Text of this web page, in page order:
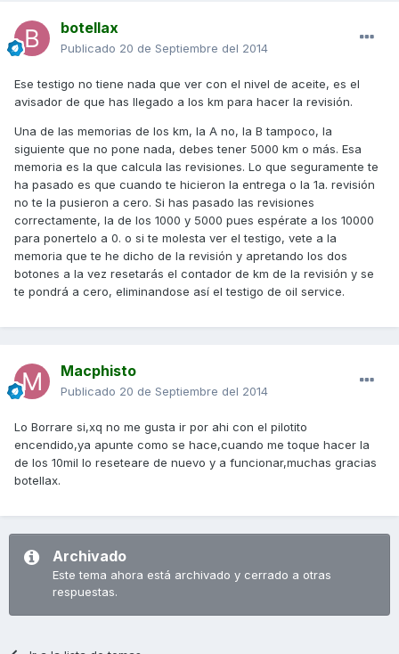
botellax
Publicado 20 de Septiembre del 2014
Ese testigo no tiene nada que ver con el nivel de aceite, es el
avisador de que has llegado a los km para hacer la revisión.
Una de las memorias de los km, la A no, la B tampoco, la
siguiente que no pone nada, debes tener 5000 km o más. Esa
memoria es la que calcula las revisiones. Lo que seguramente te
ha pasado es que cuando te hicieron la entrega o la 1a. revisión
no te la pusieron a cero. Si has pasado las revisiones
correctamente, la de los 1000 y 5000 pues espérate a los 10000
para ponertelo a 0. o si te molesta ver el testigo, vete a la
memoria que te he dicho de la revisión y apretando los dos
botones a la vez resetarás el contador de km de la revisión y se
te pondrá a cero, eliminandose así el testigo de oil service.
Macphisto
Publicado 20 de Septiembre del 2014
Lo Borrare si,xq no me gusta ir por ahi con el pilotito
encendido,ya apunte como se hace,cuando me toque hacer la
de los 10mil lo reseteare de nuevo y a funcionar,muchas gracias
botellax.
Archivado
Este tema ahora está archivado y cerrado a otras
respuestas.